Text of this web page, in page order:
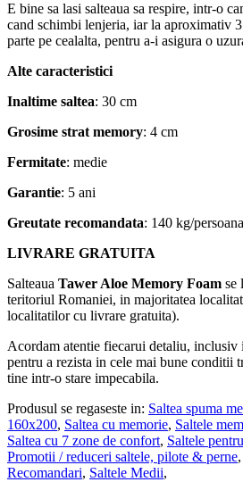
E bine sa lasi salteaua sa respire, intr-o
cand schimbi lenjeria, iar la aproximativ
parte pe cealalta, pentru a-i asigura o
Alte caracteristici
Inaltime saltea: 30 cm
Grosime strat memory: 4 cm
Fermitate: medie
Garantie: 5 ani
Greutate recomandata: 140 kg/persoana
LIVRARE GRATUITA
Salteaua Tawer Aloe Memory Foam se
teritoriul Romaniei, in majoritatea
localitatilor cu livrare gratuita).
Acordam atentie fiecarui detaliu, inclusiv
pentru a rezista in cele mai bune conditii
tine intr-o stare impecabila.
Produsul se regaseste in: Saltea spuma
160x200, Saltea cu memorie, Saltele
Saltea cu 7 zone de confort, Saltele
Promotii / reduceri saltele, pilote & perne,
Recomandari, Saltele Medii,